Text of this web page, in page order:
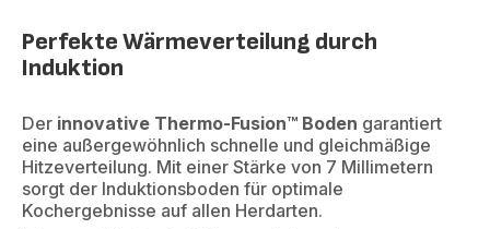
Perfekte Wärmeverteilung durch
Induktion
Der innovative Thermo-Fusion™ Boden garantiert
eine außergewöhnlich schnelle und gleichmäßige
Hitzeverteilung. Mit einer Stärke von 7 Millimetern
sorgt der Induktionsboden für optimale
Kochergebnisse auf allen Herdarten.